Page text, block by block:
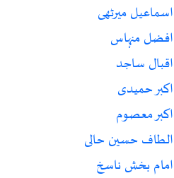
اسماعیل میرٹھی
افضل منہاس
اقبال ساجد
اکبر حمیدی
اکبر معصوم
الطاف حسین حالی
امام بخش ناسخ